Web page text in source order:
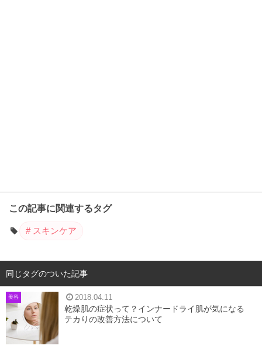
この記事に関連するタグ
スキンケア
同じタグのついた記事
美容 2018.04.11
乾燥肌の症状って？インナードライ肌が気になる
テカりの改善方法について